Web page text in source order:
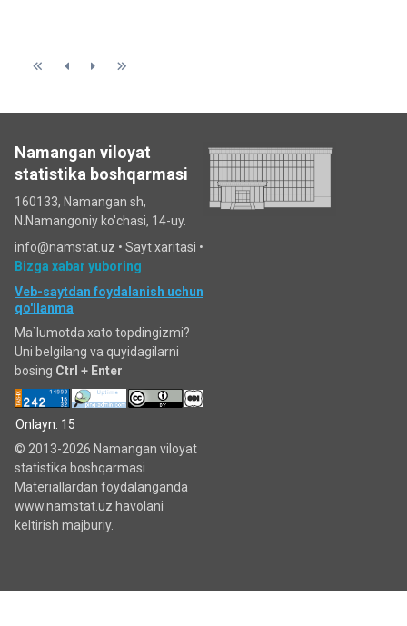
Namangan viloyat
statistika boshqarmasi
160133, Namangan sh,
N.Namangoniy ko'chasi, 14-uy.
info@namstat.uz • Sayt xaritasi •
Bizga xabar yuboring
Veb-saytdan foydalanish uchun
qo'llanma
Ma`lumotda xato topdingizmi?
Uni belgilang va quyidagilarni
bosing Ctrl + Enter
Onlayn: 15
© 2013-2026 Namangan viloyat
statistika boshqarmasi
Materiallardan foydalanganda
www.namstat.uz havolani
keltirish majburiy.